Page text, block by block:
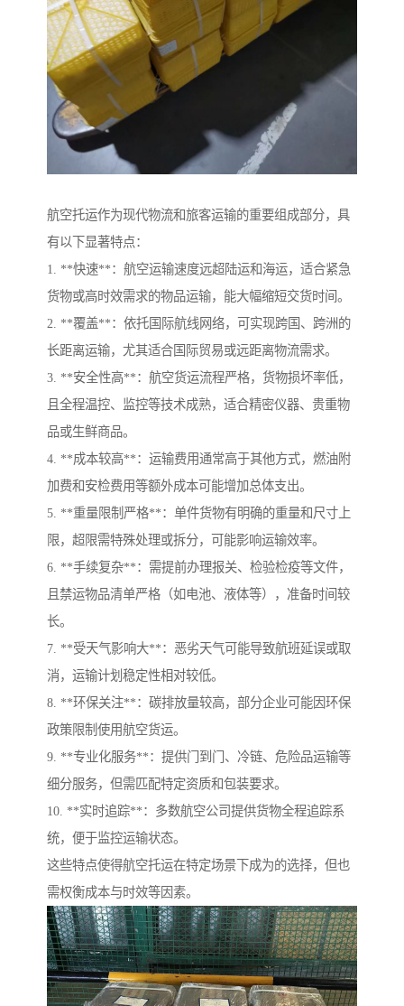
航空托运作为现代物流和旅客运输的重要组成部分，具
有以下显著特点：
1. **快速**：航空运输速度远超陆运和海运，适合紧急
货物或高时效需求的物品运输，能大幅缩短交货时间。
2. **覆盖**：依托国际航线网络，可实现跨国、跨洲的
长距离运输，尤其适合国际贸易或远距离物流需求。
3. **安全性高**：航空货运流程严格，货物损坏率低，
且全程温控、监控等技术成熟，适合精密仪器、贵重物
品或生鲜商品。
4. **成本较高**：运输费用通常高于其他方式，燃油附
加费和安检费用等额外成本可能增加总体支出。
5. **重量限制严格**：单件货物有明确的重量和尺寸上
限，超限需特殊处理或拆分，可能影响运输效率。
6. **手续复杂**：需提前办理报关、检验检疫等文件，
且禁运物品清单严格（如电池、液体等），准备时间较
长。
7. **受天气影响大**：恶劣天气可能导致航班延误或取
消，运输计划稳定性相对较低。
8. **环保关注**：碳排放量较高，部分企业可能因环保
政策限制使用航空货运。
9. **专业化服务**：提供门到门、冷链、危险品运输等
细分服务，但需匹配特定资质和包装要求。
10. **实时追踪**：多数航空公司提供货物全程追踪系
统，便于监控运输状态。
这些特点使得航空托运在特定场景下成为的选择，但也
需权衡成本与时效等因素。